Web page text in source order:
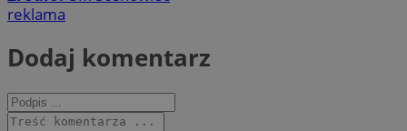
reklama
Dodaj komentarz